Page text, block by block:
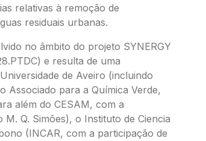
relativas à remoção de
residuais urbanas.
no âmbito do projeto SYNERGY
e resulta de uma
de Aveiro (incluindo
Associado para a Química Verde,
além do CESAM, com a
Q. Simões), o Instituto de Ciencia
(INCAR, com a participação de